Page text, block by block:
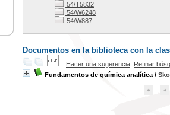
54/T5832
54/W6248
54/W887
Documentos en la biblioteca con la
Hacer una sugerencia Refinar
Fundamentos de química analítica /